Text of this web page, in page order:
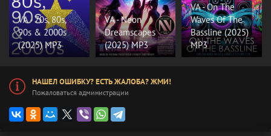
VA - 70s, 80s,
90s & 2000s
(2025) MP3
VA - Neon
Dreamscapes
(2025) MP3
VA - On The
Waves Of The
Bassline (2025)
MP3
НАШЕЛ ОШИБКУ? ЕСТЬ ЖАЛОБА? ЖМИ!
Пожаловаться администрации